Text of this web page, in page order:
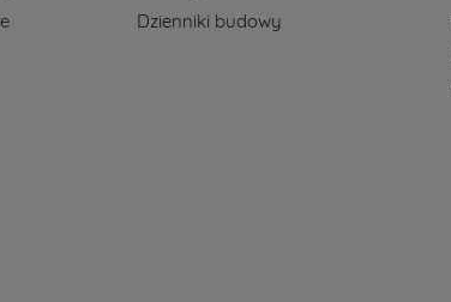
Dzienniki budowy